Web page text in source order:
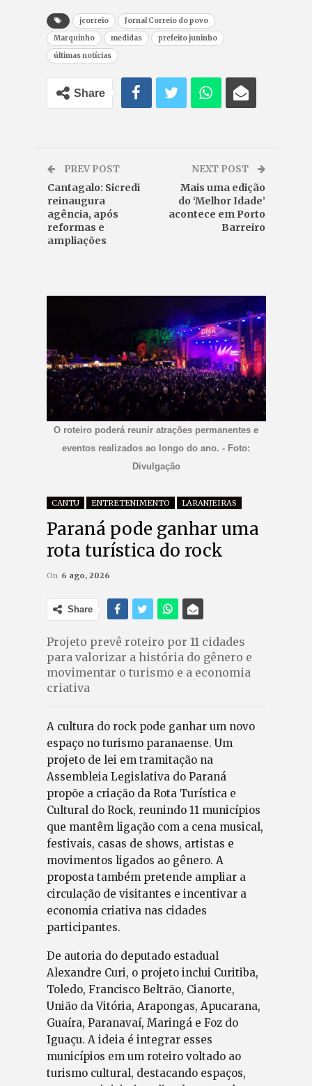
jcorreio
Jornal Correio do povo
Marquinho
medidas
prefeito juninho
últimas notícias
Share
PREV POST
Cantagalo: Sicredi
reinaugura
agência, após
reformas e
ampliações
NEXT POST
Mais uma edição
do ‘Melhor Idade’
acontece em Porto
Barreiro
O roteiro poderá reunir atrações permanentes e
eventos realizados ao longo do ano. - Foto:
Divulgação
CANTU ENTRETENIMENTO LARANJEIRAS
Paraná pode ganhar uma
rota turística do rock
On 6 ago, 2026
Share
Projeto prevê roteiro por 11 cidades
para valorizar a história do gênero e
movimentar o turismo e a economia
criativa
A cultura do rock pode ganhar um novo
espaço no turismo paranaense. Um
projeto de lei em tramitação na
Assembleia Legislativa do Paraná
propõe a criação da Rota Turística e
Cultural do Rock, reunindo 11 municípios
que mantêm ligação com a cena musical,
festivais, casas de shows, artistas e
movimentos ligados ao gênero. A
proposta também pretende ampliar a
circulação de visitantes e incentivar a
economia criativa nas cidades
participantes.
De autoria do deputado estadual
Alexandre Curi, o projeto inclui Curitiba,
Toledo, Francisco Beltrão, Cianorte,
União da Vitória, Arapongas, Apucarana,
Guaíra, Paranavaí, Maringá e Foz do
Iguaçu. A ideia é integrar esses
municípios em um roteiro voltado ao
turismo cultural, destacando espaços,